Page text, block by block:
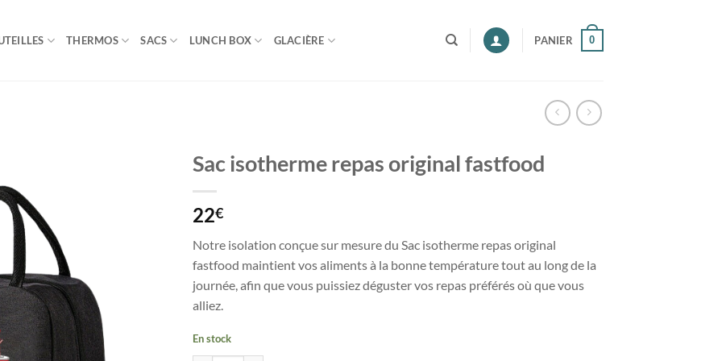
THERMOS SACS LUNCH BOX GLACIÈRE PANIER 0
Sac isotherme repas original fastfood
22€
Notre isolation conçue sur mesure du Sac isotherme repas original
fastfood maintient vos aliments à la bonne température tout au long de la
journée, afin que vous puissiez déguster vos repas préférés où que vous
alliez.
En stock